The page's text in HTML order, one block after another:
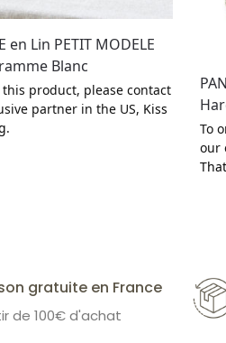
en Lin PETIT MODELE
Blanc
this product, please contact
partner in the US, Kiss
.
To
our
gratuite en France
de 100€ d'achat